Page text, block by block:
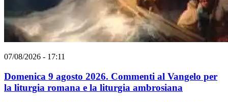
07/08/2026 - 17:11
Domenica 9 agosto 2026. Commenti al Vangelo per
la liturgia romana e la liturgia ambrosiana